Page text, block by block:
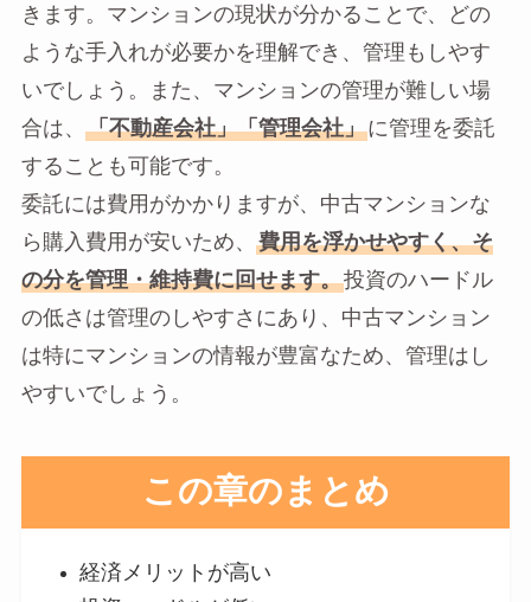
きます。マンションの現状が分かることで、どの
ような手入れが必要かを理解でき、管理もしやす
いでしょう。また、マンションの管理が難しい場
合は、
「不動産会社」「管理会社」に管理を委託
することも可能です。
委託には費用がかかりますが、中古マンションな
ら購入費用が安いため、
費用を浮かせやすく、そ
の分を管理・維持費に回せます。投資のハードル
の低さは管理のしやすさにあり、中古マンション
は特にマンションの情報が豊富なため、管理はし
やすいでしょう。
この章のまとめ
経済メリットが高い